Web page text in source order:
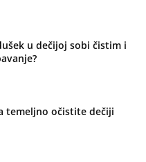
u dečijoj sobi čistim i
temeljno očistite dečiji